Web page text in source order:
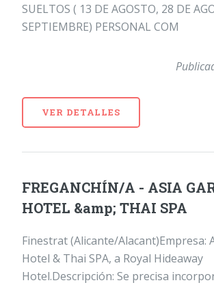
SUELTOS ( 13 DE AGOSTO, 28 DE
SEPTIEMBRE) PERSONAL COM
VER DETALLES
FREGANCHÍN/A - ASIA
HOTEL &amp; THAI SPA
Finestrat (Alicante/Alacant)Empresa:
Hotel & Thai SPA, a Royal Hideaway
Hotel.Descripción: Se precisa